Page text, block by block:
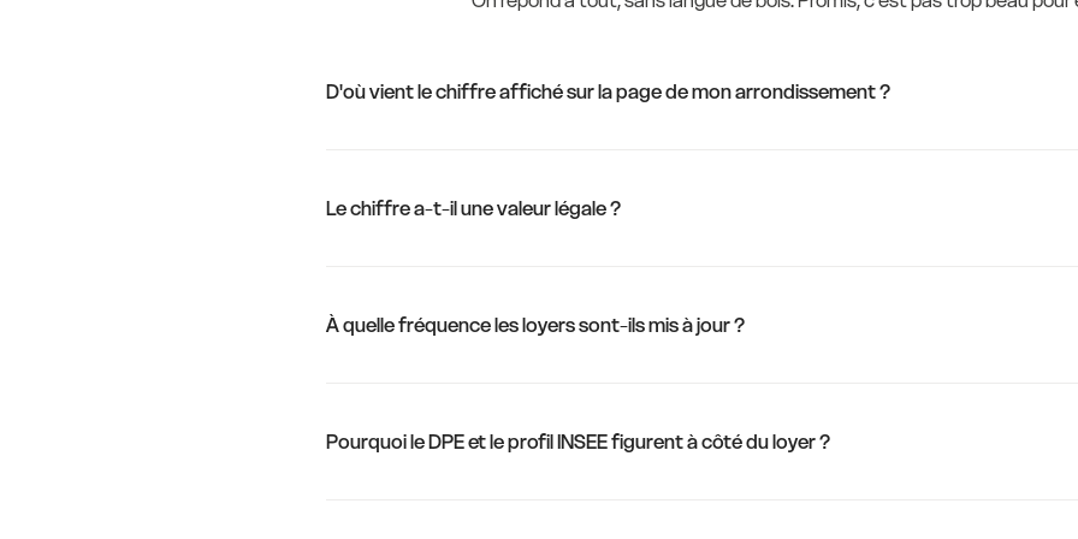
D'où vient le chiffre affiché sur la page de mon arrondissement ?
Le chiffre a-t-il une valeur légale ?
À quelle fréquence les loyers sont-ils mis à jour ?
Pourquoi le DPE et le profil INSEE figurent à côté du loyer ?